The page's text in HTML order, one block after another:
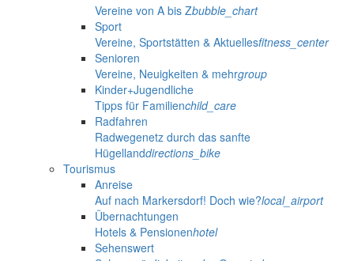
Vereine von A bis Zbubble_chart
Sport
Vereine, Sportstätten & Aktuellesfitness_center
Senioren
Vereine, Neuigkeiten & mehrgroup
Kinder+Jugendliche
Tipps für Familienchild_care
Radfahren
Radwegenetz durch das sanfte
Hügellanddirections_bike
Tourismus
Anreise
Auf nach Markersdorf! Doch wie?local_airport
Übernachtungen
Hotels & Pensionenhotel
Sehenswert